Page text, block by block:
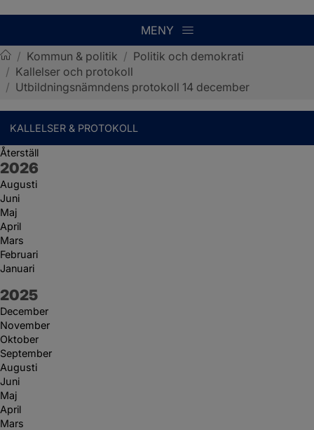
MENY
Sotenäs kommun
/ Kommun & politik / Politik och demokrati
/ Kallelser och protokoll
/ Utbildningsnämndens protokoll 14 december
KALLELSER & PROTOKOLL
Återställ
År:
2026
Augusti
Juni
Maj
April
Mars
Februari
Januari
År:
2025
December
November
Oktober
September
Augusti
Juni
Maj
April
Mars